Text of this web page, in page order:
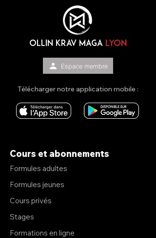
OLLIN KRAV MAGA lyon
Espace membre
Télécharger notre application mobile :
Cours et abonnements
Formules adultes
Formules jeunes
Cours privés
Stages
Formations en ligne